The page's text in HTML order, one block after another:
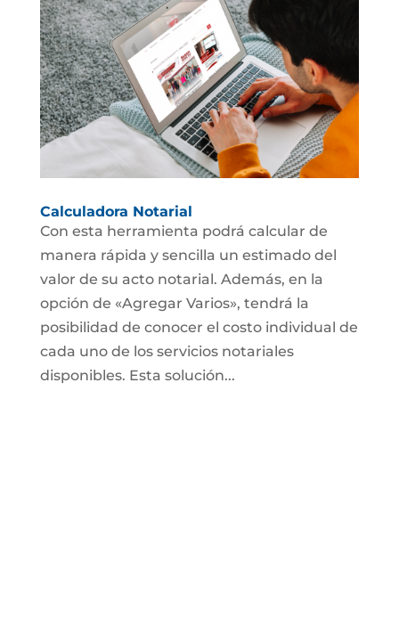
Calculadora Notarial
Con esta herramienta podrá calcular de
manera rápida y sencilla un estimado del
valor de su acto notarial. Además, en la
opción de «Agregar Varios», tendrá la
posibilidad de conocer el costo individual de
cada uno de los servicios notariales
disponibles. Esta solución...